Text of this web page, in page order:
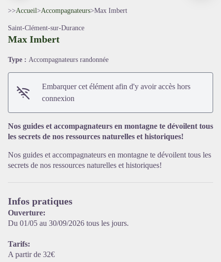
Voir l'image en plein écran
>>Accueil>Accompagnateurs>Max Imbert
Saint-Clément-sur-Durance
Max Imbert
Type : Accompagnateurs randonnée
Embarquer cet élément afin d'y avoir accès hors
connexion
Nos guides et accompagnateurs en montagne te dévoilent tous
les secrets de nos ressources naturelles et historiques!
Nos guides et accompagnateurs en montagne te dévoilent tous les
secrets de nos ressources naturelles et historiques!
Infos pratiques
Ouverture:
Du 01/05 au 30/09/2026 tous les jours.
Tarifs:
A partir de 32€